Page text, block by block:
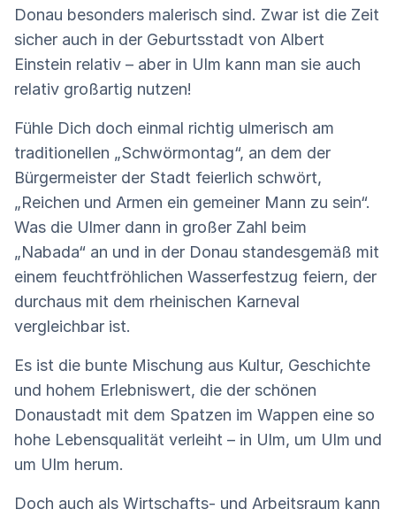
Donau besonders malerisch sind. Zwar ist die Zeit
sicher auch in der Geburtsstadt von Albert
Einstein relativ – aber in Ulm kann man sie auch
relativ großartig nutzen!
Fühle Dich doch einmal richtig ulmerisch am
traditionellen „Schwörmontag“, an dem der
Bürgermeister der Stadt feierlich schwört,
„Reichen und Armen ein gemeiner Mann zu sein“.
Was die Ulmer dann in großer Zahl beim
„Nabada“ an und in der Donau standesgemäß mit
einem feuchtfröhlichen Wasserfestzug feiern, der
durchaus mit dem rheinischen Karneval
vergleichbar ist.
Es ist die bunte Mischung aus Kultur, Geschichte
und hohem Erlebniswert, die der schönen
Donaustadt mit dem Spatzen im Wappen eine so
hohe Lebensqualität verleiht – in Ulm, um Ulm und
um Ulm herum.
Doch auch als Wirtschafts- und Arbeitsraum kann